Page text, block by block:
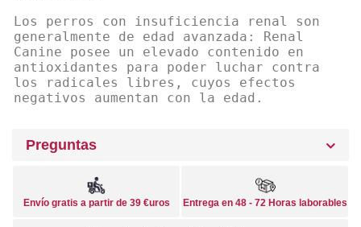
Los perros con insuficiencia renal son
generalmente de edad avanzada: Renal
Canine posee un elevado contenido en
antioxidantes para poder luchar contra
los radicales libres, cuyos efectos
negativos aumentan con la edad.
Preguntas
Envío gratis a partir de 39 €uros Entrega en 48 - 72 Horas laborables